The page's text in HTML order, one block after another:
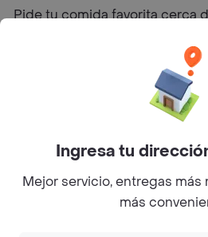
Pide tu comida favorita cerca
Sobre RappiIngresa tu
Mejor servicio, entregas
más